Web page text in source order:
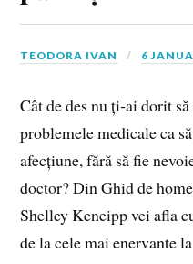
TEODORA IVAN 6
Cât de des nu ți‑ai dorit
problemele medicale ca
afecțiune, fără să fie
doctor? Din Ghid de
Shelley Keneipp vei afla
de la cele mai enervante